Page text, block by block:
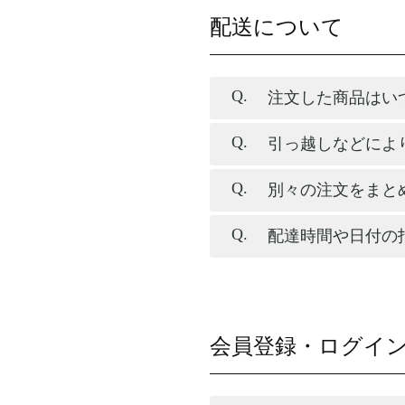
配送について
注文した商品はい
引っ越しなどによ
別々の注文をまと
配達時間や日付の
会員登録・ログイ